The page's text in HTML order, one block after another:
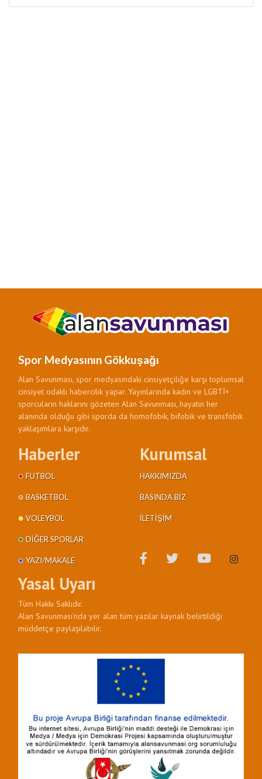
Spor Medyasının Gökkuşağı
Alan Savunması, spor medyasındaki cinsiyetçiliğe karşı toplumsal
cinsiyet odaklı habercilik yapar. Yayınlarında kadın ve LGBTİ+
sporcuların haklarını gözeten Alan Savunması, hayatın her
alanında olduğu gibi sporda da homofobik, bifobik ve transfobik
yaklaşımlara karşıdır.
Haberler
FUTBOL
BASKETBOL
VOLEYBOL
DIĞER SPORLAR
YAZI/MAKALE
Kurumsal
HAKKIMIZDA
BASINDA BIZ
İLETIŞIM
Yasal Uyarı
Tüm Hakkı Saklıdır.
Alan Savunması'nda yer alan tüm yazılar kaynak belirtildiği
müddetçe paylaşılabilir.